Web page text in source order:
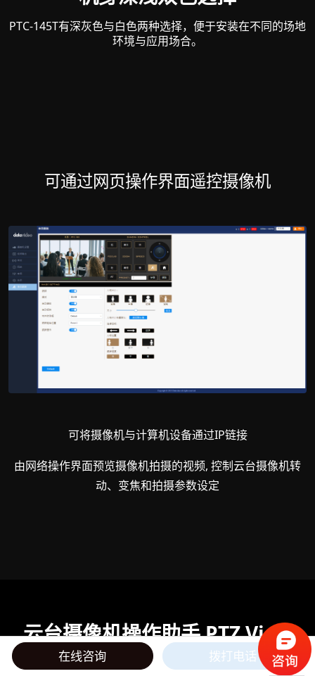
PTC-145T有深灰色与白色两种选择，便于安装在不同的场地
环境与应用场合。
可通过网页操作界面遥控摄像机
可将摄像机与计算机设备通过IP链接
由网络操作界面预览摄像机拍摄的视频, 控制云台摄像机转
动、变焦和拍摄参数设定
云台摄像机操作助手 PTZ View
Assist
在线咨询 拨打电话